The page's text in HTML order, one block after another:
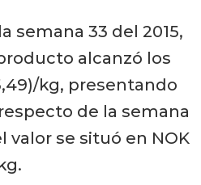
semana 33 del 2015,
alcanzó los
kg, presentando
de la semana
valor se situó en NOK